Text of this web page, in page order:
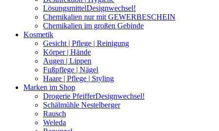
LösungsmittelDesignwechsel!
Chemikalien nur mit GEWERBESCHEIN
Chemikalien im großen Gebinde
Kosmetik
Gesicht | Pflege | Reinigung
Körper | Hände
Augen | Lippen
Fußpflege | Nägel
Haare | Pflege | Styling
Marken im Shop
Drogerie PfeifferDesignwechsel!
Schälmühle Nestelberger
Rausch
Weleda